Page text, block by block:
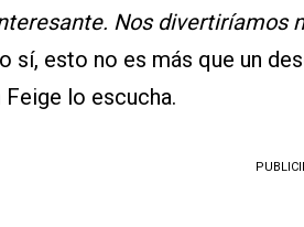
Nos divertiríamos
sí, esto no es más que un
lo escucha.